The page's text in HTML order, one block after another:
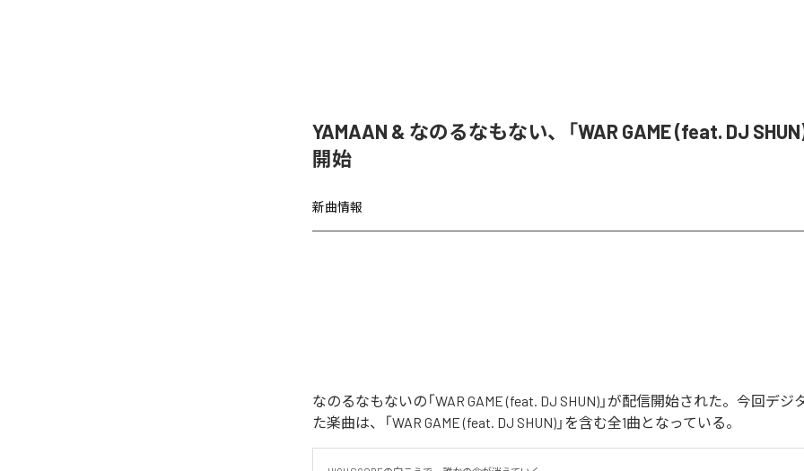
YAMAAN & なのるなもない、「WAR GAME (feat. DJ
開始
新曲情報
なのるなもないの「WAR GAME (feat. DJ SHUN)」が配信開始された。今回デジ
た楽曲は、「WAR GAME (feat. DJ SHUN)」を含む全1曲となっている。